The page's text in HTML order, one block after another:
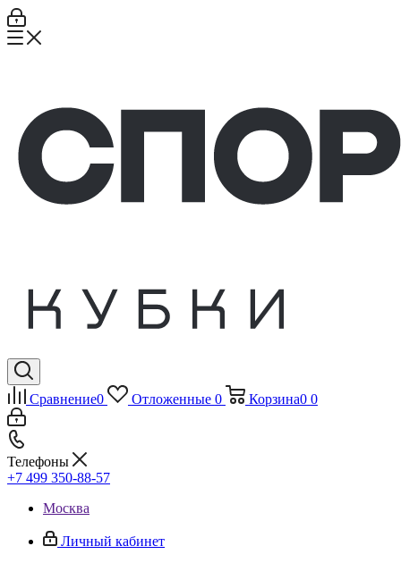
Сравнение0 Отложенные 0 Корзина0 0
Телефоны
+7 499 350-88-57
Москва
Личный кабинет